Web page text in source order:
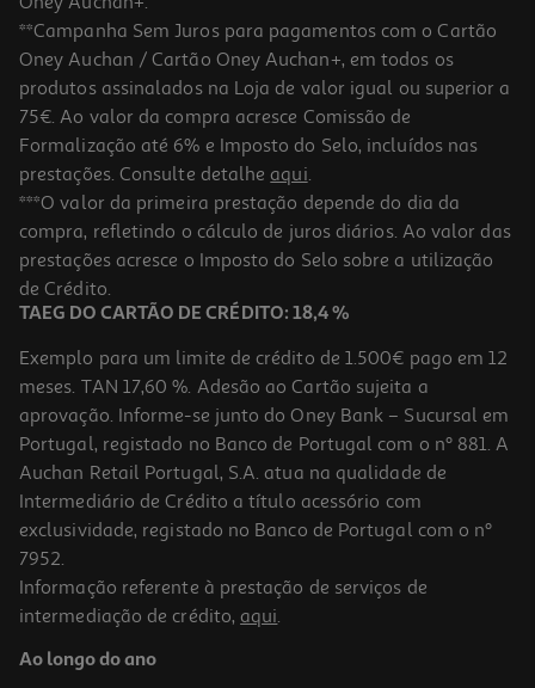
**Campanha Sem Juros para pagamentos com o Cartão
Oney Auchan / Cartão Oney Auchan+, em todos os
produtos assinalados na Loja de valor igual ou superior a
75€. Ao valor da compra acresce Comissão de
Formalização até 6% e Imposto do Selo, incluídos nas
prestações. Consulte detalhe aqui.
***O valor da primeira prestação depende do dia da
compra, refletindo o cálculo de juros diários. Ao valor das
prestações acresce o Imposto do Selo sobre a utilização
de Crédito.
TAEG DO CARTÃO DE CRÉDITO: 18,4 %
Exemplo para um limite de crédito de 1.500€ pago em 12
meses. TAN 17,60 %. Adesão ao Cartão sujeita a
aprovação. Informe-se junto do Oney Bank – Sucursal em
Portugal, registado no Banco de Portugal com o nº 881. A
Auchan Retail Portugal, S.A. atua na qualidade de
Intermediário de Crédito a título acessório com
exclusividade, registado no Banco de Portugal com o nº
7952.
Informação referente à prestação de serviços de
intermediação de crédito, aqui.
Ao longo do ano